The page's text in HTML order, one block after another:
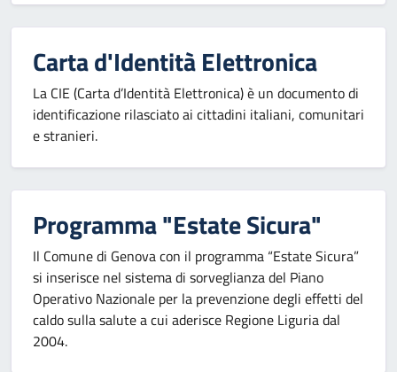
Carta d'Identità Elettronica
La CIE (Carta d’Identità Elettronica) è un documento di
identificazione rilasciato ai cittadini italiani, comunitari
e stranieri.
Programma "Estate Sicura"
Il Comune di Genova con il programma “Estate Sicura”
si inserisce nel sistema di sorveglianza del Piano
Operativo Nazionale per la prevenzione degli effetti del
caldo sulla salute a cui aderisce Regione Liguria dal
2004.